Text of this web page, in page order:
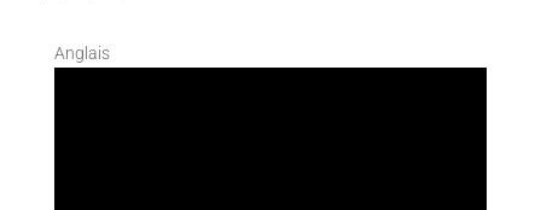
Anglais